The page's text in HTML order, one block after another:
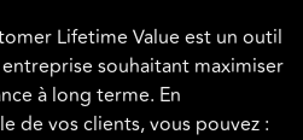
Lifetime Value est un outil
souhaitant maximiser
à long terme. En
de vos clients, vous pouvez :